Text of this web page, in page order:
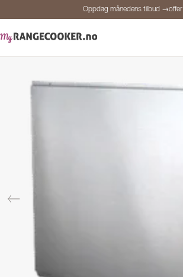
Oppdag månedens tilbud →offer
Personlig rådgivning